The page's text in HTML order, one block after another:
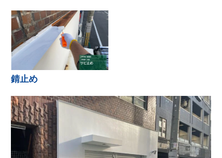
錆止め